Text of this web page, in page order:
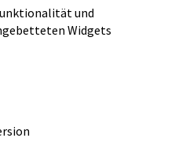
und
Widgets